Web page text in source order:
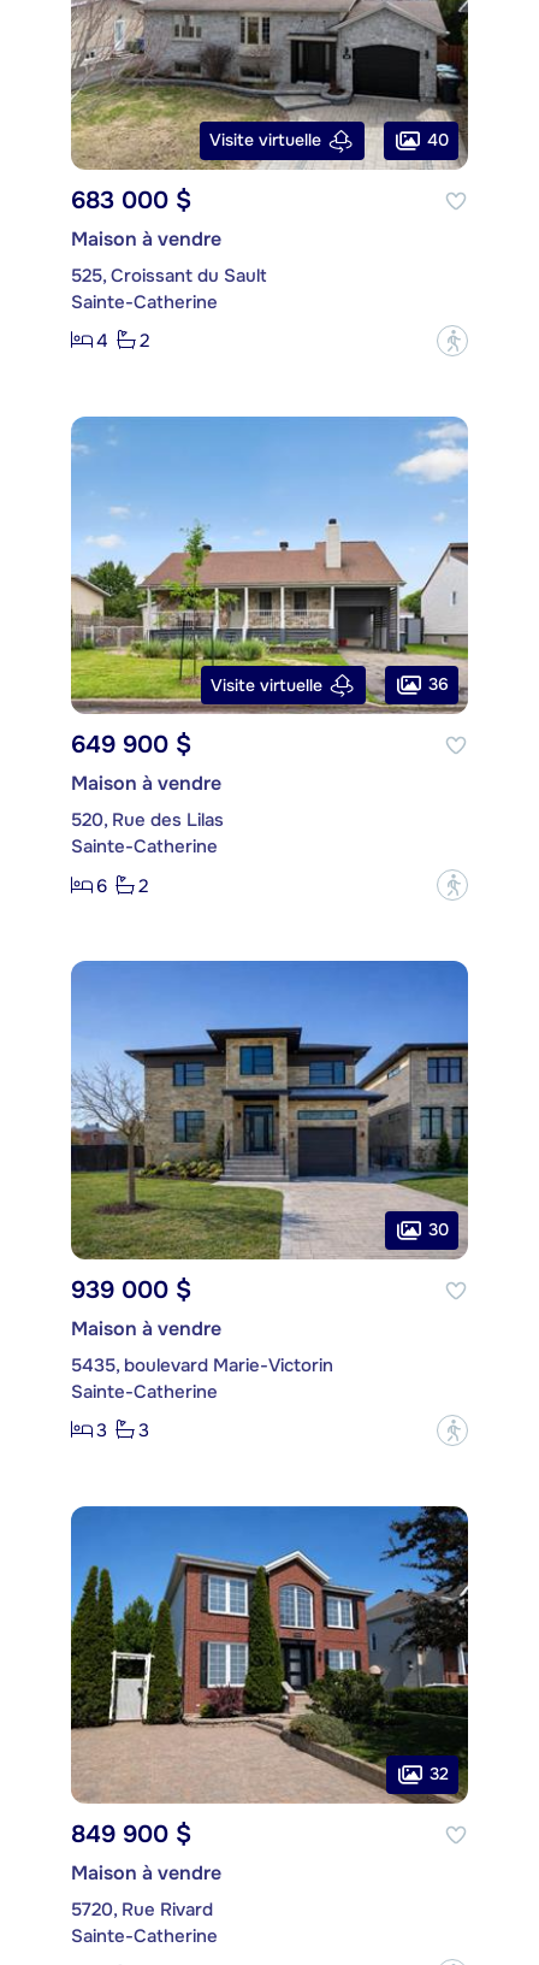
Visite virtuelle 40
683 000 $
Maison à vendre
525, Croissant du Sault
Sainte-Catherine
4
2 ?
Visite virtuelle 36
649 900 $
Maison à vendre
520, Rue des Lilas
Sainte-Catherine
6
2 ?
30
939 000 $
Maison à vendre
5435, boulevard Marie-Victorin
Sainte-Catherine
3
3 ?
32
849 900 $
Maison à vendre
5720, Rue Rivard
Sainte-Catherine